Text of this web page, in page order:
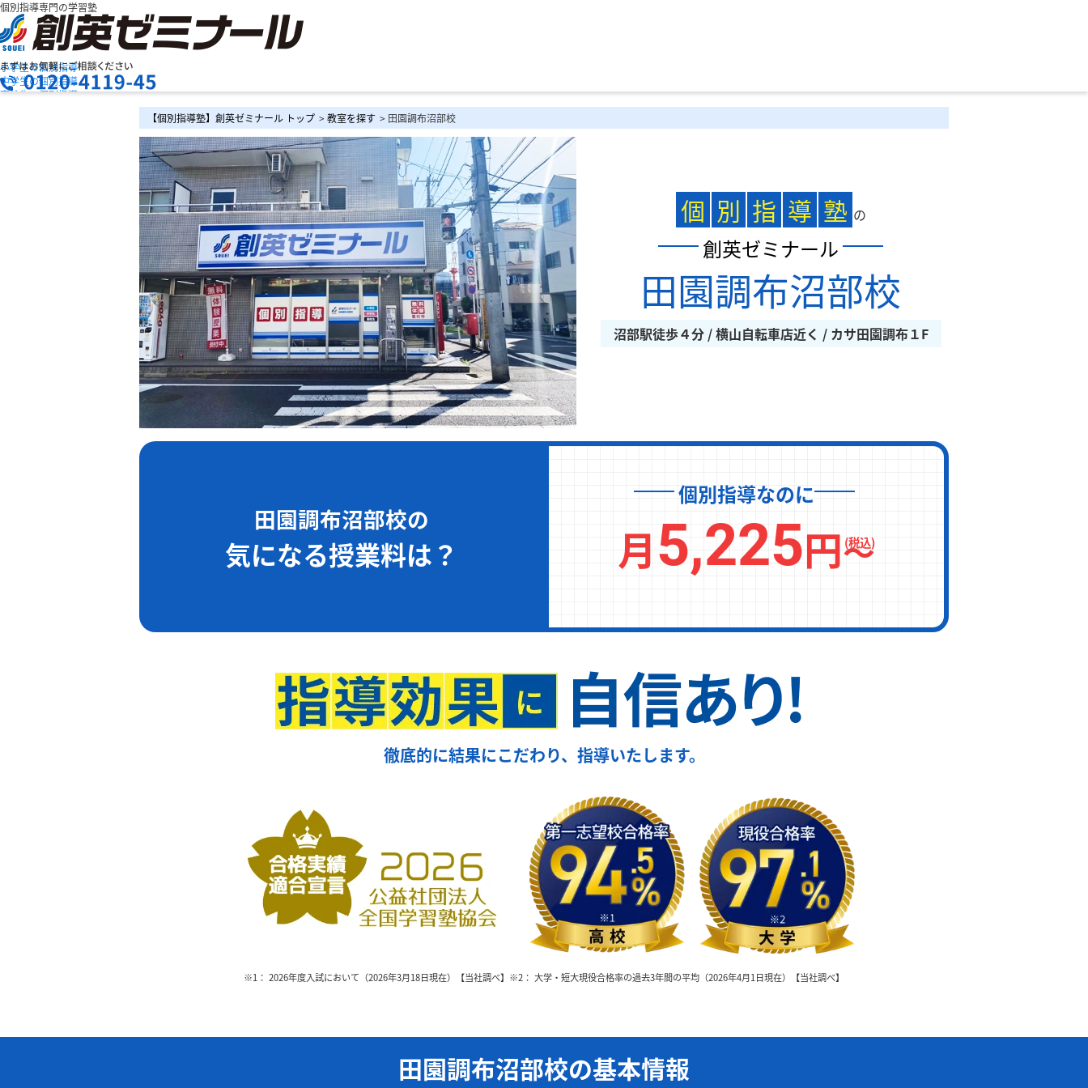
個別指導専門の学習塾
小学生の個別指導
中学生の個別指導
高校生の個別指導
お電話でのお問い合わせはこちら
［月～金］10:00～22:00 / ［土日］10:00～19:00
【個別指導塾】創英ゼミナール トップ >教室を探す > 田園調布沼部校
個 別 指 導 塾 の
創英ゼミナール
田園調布沼部校
沼部駅徒歩４分 / 横山自転車店近く / カサ田園調布１F
田園調布沼部校の
気になる授業料は？
個別指導なのに
月5,225円〜
(税込)
徹底的に結果にこだわり、指導いたします。
※1： 2026年度入試において（2026年3月18日現在）【当社調べ】 ※2： 大学・短大現役合格率の過去3年間の平均（2026年4月1日現在）【当社調べ】
田園調布沼部校の基本情報